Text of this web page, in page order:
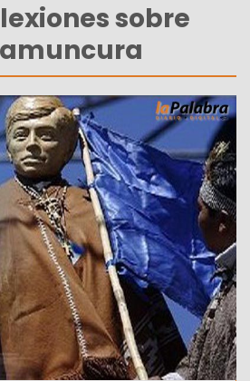
sobre